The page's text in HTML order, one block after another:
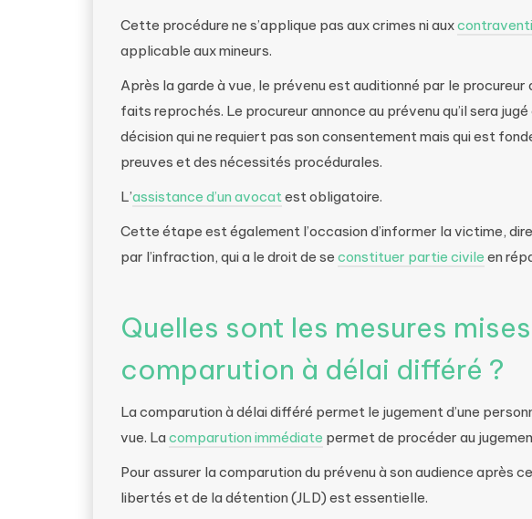
Cette procédure ne s’applique pas aux crimes ni aux
applicable aux mineurs.
Après la garde à vue, le prévenu est auditionné par le procureur
faits reprochés. Le procureur annonce au prévenu qu’il sera
décision qui ne requiert pas son consentement mais qui est
preuves et des nécessités procédurales.
L’assistance d’un avocatest obligatoire.
Cette étape est également l’occasion d’informer la victime,
par l’infraction, qui a le droit de se constituer partie civile en
Quelles sont les mesures
comparution à délai différé ?
La comparution à délai différé permet le jugement d’une
vue. La comparution immédiate permet de procéder au
Pour assurer la comparution du prévenu à son audience après
libertés et de la détention (JLD) est essentielle.